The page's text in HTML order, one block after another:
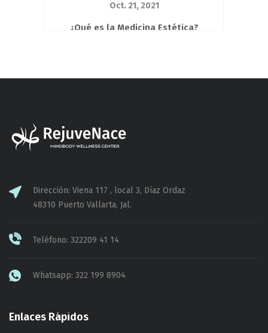
Oct. 21, 2021
¿Qué es la Medicina Estética?
un factor muy...
Dirección: Viena 117 , local 3, Díaz Ordaz
48310 Puerto Vallarta, Jal.
Teléfono: 322209 41 14
Whatsapp: 322 199 8904
Enlaces Rápidos